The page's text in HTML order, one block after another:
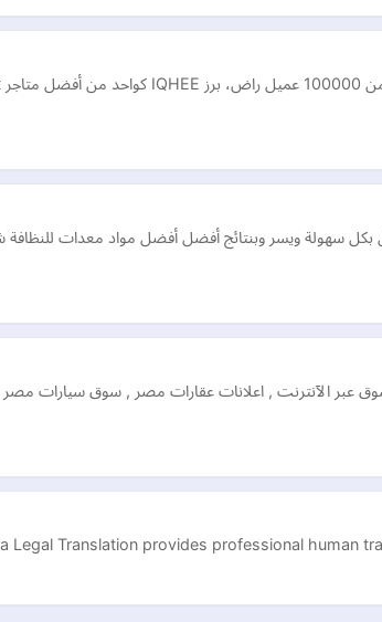
اتمام العمل بكل سهولة ويسر وبنتائج أفضل أفضل مواد معدات
عبر الآنترنت , اعلانات عقارات مصر , سوق سيارات
Legal Translation provides professional human